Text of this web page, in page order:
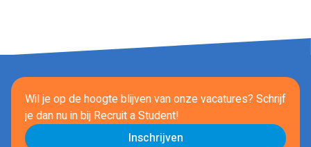
Wil je op de hoogte blijven van onze vacatures? Schrijf
je dan nu inbij Recruit a Student!
Inschrijven